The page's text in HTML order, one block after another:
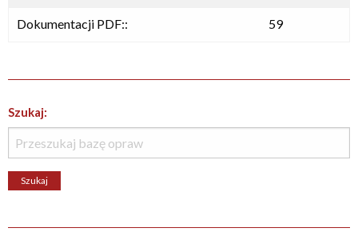
Dokumentacji PDF:: 59
Szukaj: